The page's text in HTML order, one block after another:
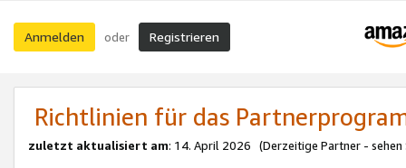
Anmelden oder Registrieren
Richtlinien für das
zuletzt aktualisiert am: 14. April 2026 (Derzeitige Partner - sehen